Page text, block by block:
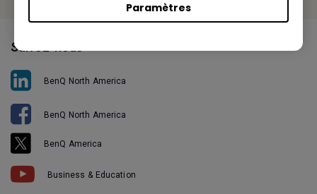
Paramètres
Suivez-nous
BenQ North America
BenQ North America
BenQ America
Business & Education